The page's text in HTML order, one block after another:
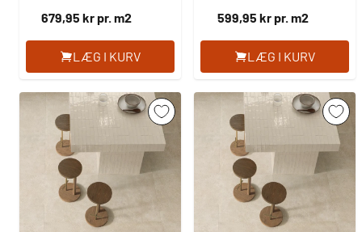
679,95 kr pr. m2
LÆG I KURV
599,95 kr pr. m2
LÆG I KURV